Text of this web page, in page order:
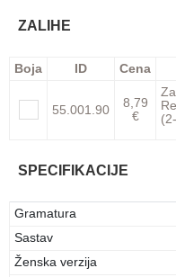
ZALIHE
Boja ID Cena
55.001.90
8,79
€
SPECIFIKACIJE
Gramatura
Sastav
Ženska verzija